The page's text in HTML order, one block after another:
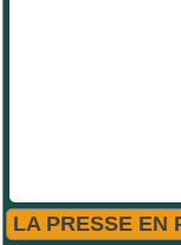
LA PRESSE EN